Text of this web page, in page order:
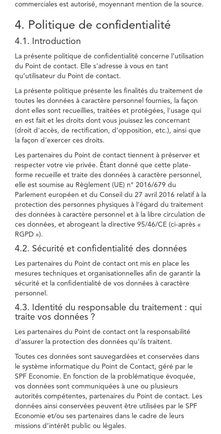
commerciales est autorisé, moyennant mention de la source.
4. Politique de confidentialité
4.1. Introduction
La présente politique de confidentialité concerne l’utilisation
du Point de contact. Elle s'adresse à vous en tant
qu’utilisateur du Point de contact.
La présente politique présente les finalités du traitement de
toutes les données à caractère personnel fournies, la façon
dont elles sont recueillies, traitées et protégées, l'usage qui
en est fait et les droits dont vous jouissez les concernant
(droit d'accès, de rectification, d’opposition, etc.), ainsi que
la façon d'exercer ces droits.
Les partenaires du Point de contact tiennent à préserver et
respecter votre vie privée. Étant donné que cette plate-
forme recueille et traite des données à caractère personnel,
elle est soumise au Règlement (UE) n° 2016/679 du
Parlement européen et du Conseil du 27 avril 2016 relatif à la
protection des personnes physiques à l’égard du traitement
des données à caractère personnel et à la libre circulation de
ces données, et abrogeant la directive 95/46/CE (ci-après «
RGPD »).
4.2. Sécurité et confidentialité des données
Les partenaires du Point de contact ont mis en place les
mesures techniques et organisationnelles afin de garantir la
sécurité et la confidentialité de vos données à caractère
personnel.
4.3. Identité du responsable du traitement : qui
traite vos données ?
Les partenaires du Point de contact ont la responsabilité
d’assurer la protection des données qu’ils traitent.
Toutes ces données sont sauvegardées et conservées dans
le système informatique du Point de Contact, géré par le
SPF Economie. En fonction de la problématique évoquée,
vos données sont communiquées à une ou plusieurs
autorités compétentes, partenaires du Point de contact. Les
données ainsi conservées peuvent être utilisées par le SPF
Economie et/ou ses partenaires dans le cadre de leurs
missions d’intérêt public ou légales.